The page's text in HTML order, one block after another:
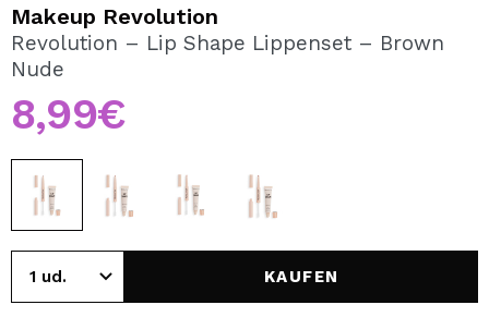
REGISTRIEREN
Durch die Erstellung eines Kontos bei Maquillalia.de
können Sie Ihre Einkäufe schnell tätigen, den Status Ihrer
Bestellungen überprüfen und Ihre bisherigen Vorgänge
einsehen.
BENUTZERKONTO ERSTELLEN
Makeup Revolution
Revolution – Lip Shape Lippenset – Brown
Nude
8,99€
KAUFEN